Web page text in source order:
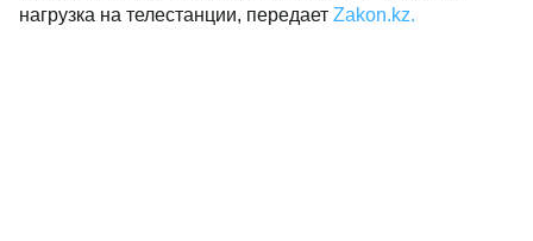
нагрузка на телестанции, передает Zakon.kz.